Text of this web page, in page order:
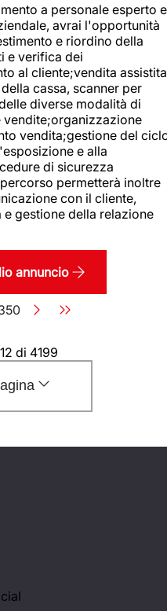
a personale esperto e
avrai l'opportunità
e riordino della
e verifica dei
al cliente;vendita assistita
cassa, scanner per
diverse modalità di
vendita;gestione del
e alla
di sicurezza
permetterà inoltre
con il cliente,
gestione della relazione
annuncio
Pagina
di 4199